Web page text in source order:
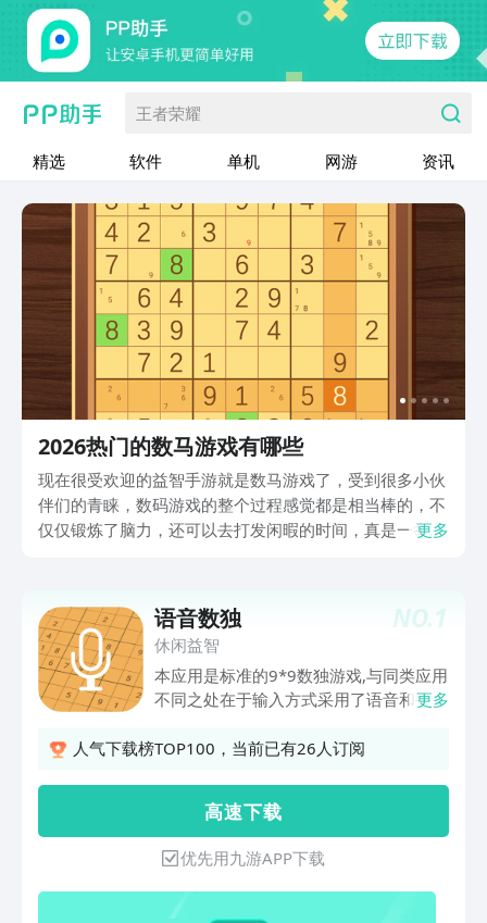
王者荣耀
精选 软件 单机 网游 资讯
2026热门的数马游戏有哪些
现在很受欢迎的益智手游就是数马游戏了，受到很多小伙
伴们的青睐，数码游戏的整个过程感觉都是相当棒的，不
仅仅锻炼了脑力，还可以去打发闲暇的时间，真是一举两
是阿里巴巴灵犀互娱旗下产品，大平台有保障，九游还是
手游福利第一的平台。下载完这些游戏之后，就可以让大
家玩的很过瘾了。
更多
NO.1
语音数独
休闲益智
本应用是标准的9*9数独游戏,与同类应用
不同之处在于输入方式采用了语音和手
思路更清晰,思考更加全面.另外提供自定
更多
人气下载榜TOP100，当前已有26人订阅
高 速 下 载
优先用九游APP下载